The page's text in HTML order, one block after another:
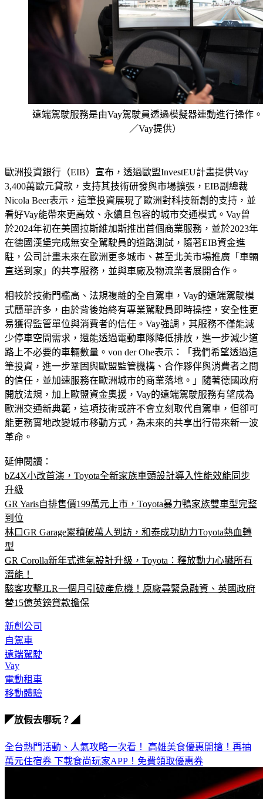
遠端駕駛服務是由Vay駕駛員透過模擬器連動進行操作
／Vay提供）
歐洲投資銀行（EIB）宣布，透過歐盟InvestEU計畫提供Vay
3,400萬歐元貸款，支持其技術研發與市場擴張，EIB副總裁
Nicola Beer表示，這筆投資展現了歐洲對科技新創的支持，並
看好Vay能帶來更高效、永續且包容的城市交通模式。Vay曾
於2024年初在美國拉斯維加斯推出首個商業服務，並於2023年
在德國漢堡完成無安全駕駛員的道路測試，隨著EIB資金進
駐，公司計畫未來在歐洲更多城市、甚至北美市場推廣「車輛
直送到家」的共享服務，並與車廠及物流業者展開合作。
相較於技術門檻高、法規複雜的全自駕車，Vay的遠端駕駛模
式簡單許多，由於背後始終有專業駕駛員即時操控，安全性更
易獲得監管單位與消費者的信任。Vay強調，其服務不僅能減
少停車空間需求，還能透過電動車隊降低排放，進一步減少道
路上不必要的車輛數量。von der Ohe表示：「我們希望透過這
筆投資，進一步鞏固與歐盟監管機構、合作夥伴與消費者之間
的信任，並加速服務在歐洲城市的商業落地。」隨著德國政府
開放法規，加上歐盟資金奧援，Vay的遠端駕駛服務有望成為
歐洲交通新典範，這項技術或許不會立刻取代自駕車，但卻可
能更務實地改變城市移動方式，為未來的共享出行帶來新一波
革命。
延伸閱讀：
bZ4X小改首演，Toyota全新家族車頭設計導入性能效能同步
升級
GR Yaris自排售價199萬元上市，Toyota暴力鴨家族雙車型完整
到位
林口GR Garage累積破萬人到訪，和泰成功助力Toyota熱血轉
型
GR Corolla新年式進氣設計升級，Toyota：釋放動力心臟所有
潛能！
駭客攻擊JLR一個月引破產危機！原廠尋緊急融資、英國政府
替15億英鎊貸款擔保
新創公司
自駕車
遠端駕駛
Vay
電動租車
移動體驗
◤放假去哪玩？◢
全台熱門活動、人氣攻略一次看！ 高雄美食優惠開搶！再抽
萬元住宿券 下載食尚玩家APP！免費領取優惠券